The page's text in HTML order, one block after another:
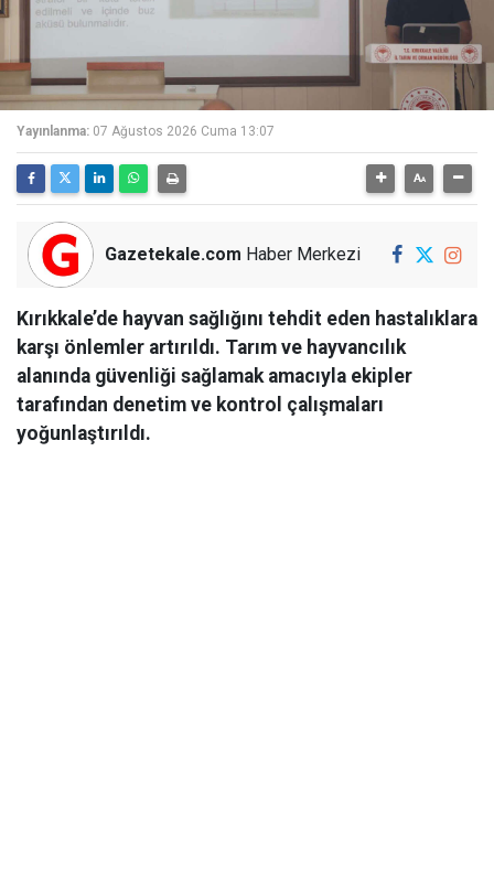
Yayınlanma: 07 Ağustos 2026 Cuma 13:07
Gazetekale.com Haber Merkezi
Kırıkkale’de hayvan sağlığını tehdit eden hastalıklara
karşı önlemler artırıldı. Tarım ve hayvancılık
alanında güvenliği sağlamak amacıyla ekipler
tarafından denetim ve kontrol çalışmaları
yoğunlaştırıldı.